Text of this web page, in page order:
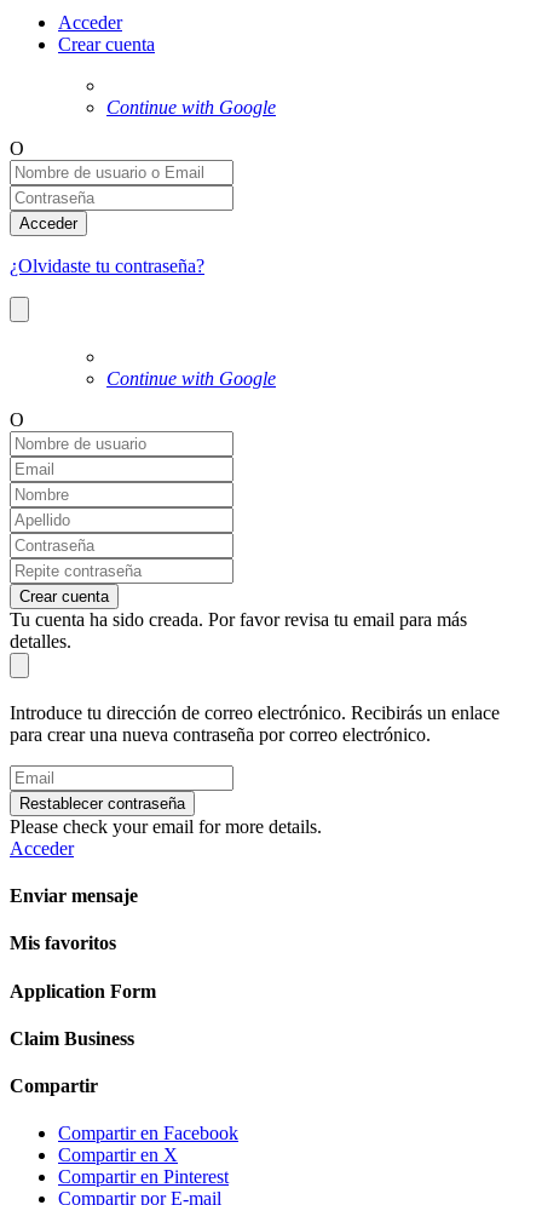
Acceder
Crear cuenta
Continue with Google
O
Acceder
¿Olvidaste tu contraseña?
Continue with Google
O
Crear cuenta
Tu cuenta ha sido creada. Por favor revisa tu email para más
detalles.
Introduce tu dirección de correo electrónico. Recibirás un enlace
para crear una nueva contraseña por correo electrónico.
Restablecer contraseña
Please check your email for more details.
Acceder
Enviar mensaje
Mis favoritos
Application Form
Claim Business
Compartir
Compartir en Facebook
Compartir en X
Compartir en Pinterest
Compartir por E-mail